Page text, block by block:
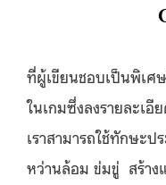
ที่ผู้เขียนชอบเป็นพิเศ
ในเกมซึ่งลงรายละเอี
เราสามารถใช้ทักษะป
หว่านล้อม ข่มขู่ สร้าง